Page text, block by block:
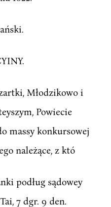
Młodzikowo i
Powiecie
massy konkursowej
należące, z któ
podług sądowey
7 dgr. 9 den.